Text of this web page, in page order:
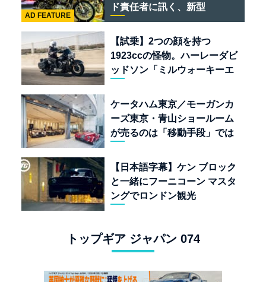
ド責任者に訊く、新型
「BULLET 650」と“時間の
質”を愛する理由
AD FEATURE
【試乗】2つの顔を持つ
1923ccの怪物。ハーレーダビ
ッドソン「ミルウォーキーエ
ケータハム東京／モーガンカ
ーズ東京・青山ショールーム
が売るのは「移動手段」では
【日本語字幕】ケン ブロック
と一緒にフーニコーン マスタ
ングでロンドン観光
トップギア ジャパン 074